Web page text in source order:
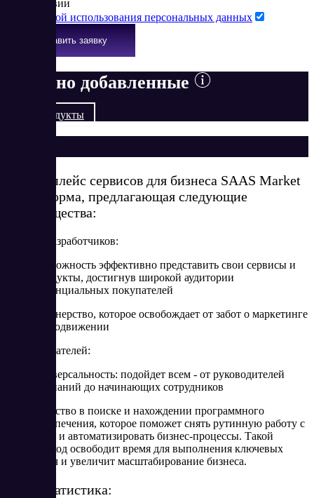
соответствии
Политикой использования персональных данных
Оставить заявку
Недавно добавленные
Все продукты
Маркетплейс сервисов для бизнеса SAAS Market
– платформа, предлагающая следующие
преимущества:
Для веб-разработчиков:
возможность эффективно представить свои сервисы и
продукты, достигнув широкой аудитории
потенциальных покупателей
партнерство, которое освобождает от забот о маркетинге
и продвижении
Для покупателей:
универсальность: подойдет всем - от руководителей
компаний до начинающих сотрудников
удобство в поиске и нахождении программного
обеспечения, которое поможет снять рутинную работу с
плеч и автоматизировать бизнес-процессы. Такой
подход освободит время для выполнения ключевых
задач и увеличит масштабирование бизнеса.
Наша статистика: